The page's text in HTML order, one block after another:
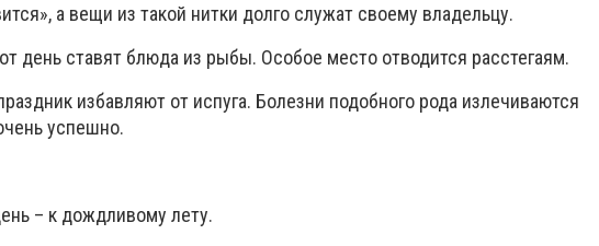
а вещи из такой нитки долго служат своему владельцу.
день ставят блюда из рыбы. Особое место отводится расстегаям.
избавляют от испуга. Болезни подобного рода излечиваются
успешно.
– к дождливому лету.